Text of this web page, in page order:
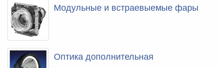
Модульные и встраевыемые фары
Оптика дополнительная